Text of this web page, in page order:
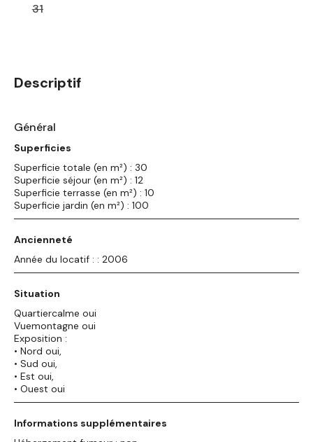
31
Descriptif
Général
Superficies
Superficie totale (en m²) : 30
Superficie séjour (en m²) : 12
Superficie terrasse (en m²) : 10
Superficie jardin (en m²) : 100
Ancienneté
Année du locatif : : 2006
Situation
Quartiercalme oui
Vuemontagne oui
Exposition :
• Nord oui,
• Sud oui,
• Est oui,
• Ouest oui
Informations supplémentaires